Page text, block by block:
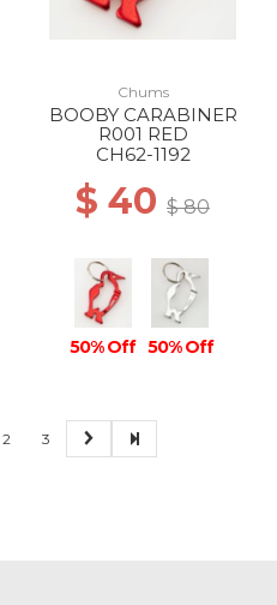
Chums
BOOBY CARABINER
R001 RED
CH62-1192
$ 40 $ 80
50% Off 50% Off
2 3